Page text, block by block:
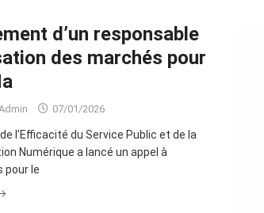
d’un responsable
des marchés pour
07/01/2026
l’Efficacité du Service Public et de la
Numérique a lancé un appel à
pour le